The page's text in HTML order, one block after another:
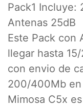
Pack1 Incluye:
Antenas 25dB
Este Pack con
llegar hasta
con envio de
200/400Mb
Mimosa C5x